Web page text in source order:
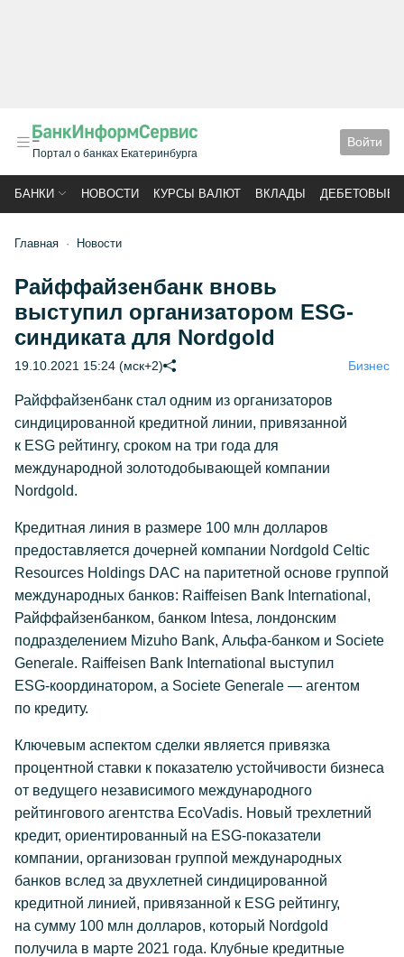
Портал о банках Екатеринбурга
Войти
БАНКИ НОВОСТИ КУРСЫ ВАЛЮТ ВКЛАДЫ ДЕБЕТОВЫЕ
Главная Новости
Райффайзенбанк вновь
выступил организатором ESG-
синдиката для Nordgold
19.10.2021 15:24 (мск+2) Бизнес
Райффайзенбанк стал одним из организаторов
синдицированной кредитной линии, привязанной
к ESG рейтингу, сроком на три года для
международной золотодобывающей компании
Nordgold.
Кредитная линия в размере 100 млн долларов
предоставляется дочерней компании Nordgold Celtic
Resources Holdings DAC на паритетной основе группой
международных банков: Raiffeisen Bank International,
Райффайзенбанком, банком Intesa, лондонским
подразделением Mizuho Bank, Альфа-банком и Societe
Generale. Raiffeisen Bank International выступил
ESG-координатором, а Societe Generale — агентом
по кредиту.
Ключевым аспектом сделки является привязка
процентной ставки к показателю устойчивости бизнеса
от ведущего независимого международного
рейтингового агентства EcoVadis. Новый трехлетний
кредит, ориентированный на ESG-показатели
компании, организован группой международных
банков вслед за двухлетней синдицированной
кредитной линией, привязанной к ESG рейтингу,
на сумму 100 млн долларов, который Nordgold
получила в марте 2021 года. Клубные кредитные